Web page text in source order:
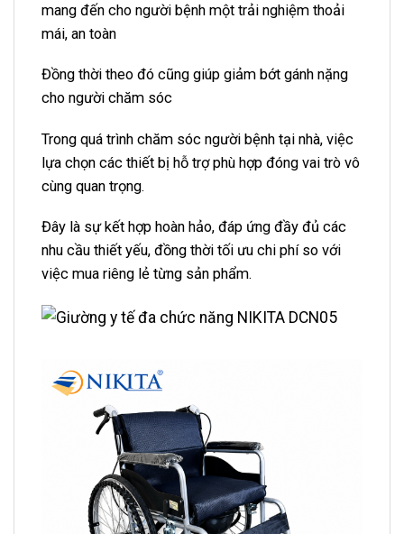
mang đến cho người bệnh một trải nghiệm thoải
mái, an toàn
Đồng thời theo đó cũng giúp giảm bớt gánh nặng
cho người chăm sóc
Trong quá trình chăm sóc người bệnh tại nhà, việc
lựa chọn các thiết bị hỗ trợ phù hợp đóng vai trò vô
cùng quan trọng.
Đây là sự kết hợp hoàn hảo, đáp ứng đầy đủ các
nhu cầu thiết yếu, đồng thời tối ưu chi phí so với
việc mua riêng lẻ từng sản phẩm.